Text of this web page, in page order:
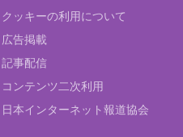
クッキーの利用について
広告掲載
記事配信
コンテンツ二次利用
日本インターネット報道協会